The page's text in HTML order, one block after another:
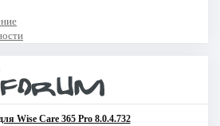
Wise Care 365 Pro 8.0.4.732